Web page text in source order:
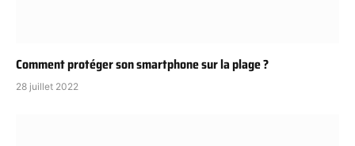
Comment protéger son smartphone sur la plage ?
28 juillet 2022